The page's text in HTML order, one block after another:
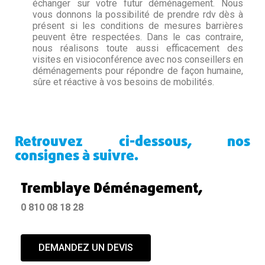
échanger sur votre futur déménagement. Nous
vous donnons la possibilité de prendre rdv dès à
présent si les conditions de mesures barrières
peuvent être respectées. Dans le cas contraire,
nous réalisons toute aussi efficacement des
visites en visioconférence avec nos conseillers en
déménagements pour répondre de façon humaine,
sûre et réactive à vos besoins de mobilités.
Retrouvez ci-dessous, nos
consignes à suivre.
Tremblaye Déménagement,
0 810 08 18 28
DEMANDEZ UN DEVIS